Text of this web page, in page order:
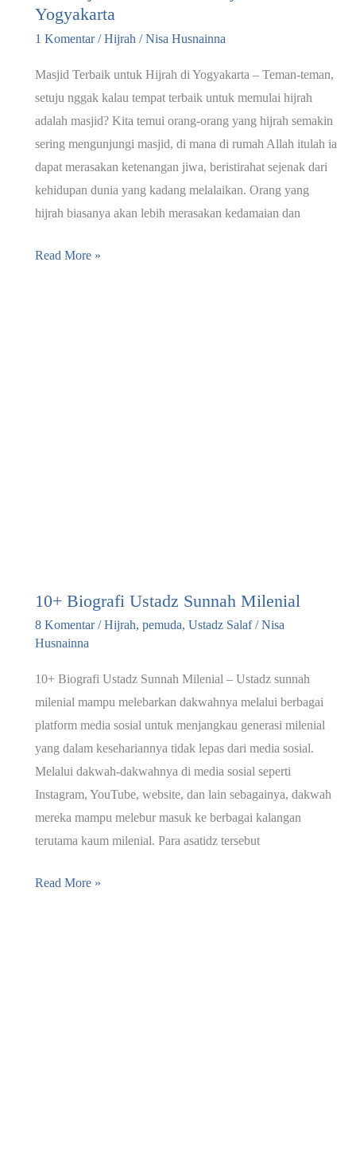
Yogyakarta
1 Komentar /Hijrah /Nisa Husnainna
Masjid Terbaik untuk Hijrah di Yogyakarta – Teman-teman,
setuju nggak kalau tempat terbaik untuk memulai hijrah
adalah masjid? Kita temui orang-orang yang hijrah semakin
sering mengunjungi masjid, di mana di rumah Allah itulah ia
dapat merasakan ketenangan jiwa, beristirahat sejenak dari
kehidupan dunia yang kadang melalaikan. Orang yang
hijrah biasanya akan lebih merasakan kedamaian dan
10
Read More »
10+ Biografi Ustadz Sunnah Milenial
8 Komentar /Hijrah, pemuda, Ustadz Salaf/Nisa
Husnainna
10+ Biografi Ustadz Sunnah Milenial – Ustadz sunnah
milenial mampu melebarkan dakwahnya melalui berbagai
platform media sosial untuk menjangkau generasi milenial
yang dalam kesehariannya tidak lepas dari media sosial.
Melalui dakwah-dakwahnya di media sosial seperti
Instagram, YouTube, website, dan lain sebagainya, dakwah
mereka mampu melebur masuk ke berbagai kalangan
terutama kaum milenial. Para asatidz tersebut
10+
Read More »